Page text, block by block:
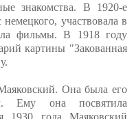
знакомства. В 1920-е
участвовала в
фильмы. В 1918 году
картины "Закованная
Она была его
Ему она посвятила
1930 года Маяковский